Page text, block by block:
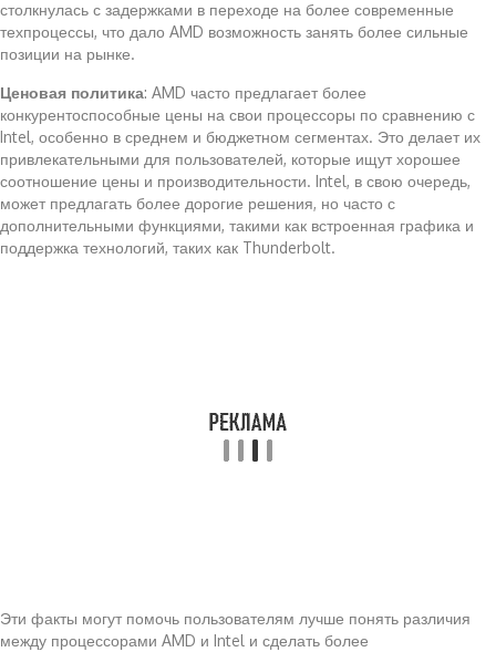
столкнулась с задержками в переходе на более современные
техпроцессы, что дало AMD возможность занять более сильные
позиции на рынке.
Ценовая политика: AMD часто предлагает более
конкурентоспособные цены на свои процессоры по сравнению с
Intel, особенно в среднем и бюджетном сегментах. Это делает их
привлекательными для пользователей, которые ищут хорошее
соотношение цены и производительности. Intel, в свою очередь,
может предлагать более дорогие решения, но часто с
дополнительными функциями, такими как встроенная графика и
поддержка технологий, таких как Thunderbolt.
Эти факты могут помочь пользователям лучше понять различия
между процессорами AMD и Intel и сделать более